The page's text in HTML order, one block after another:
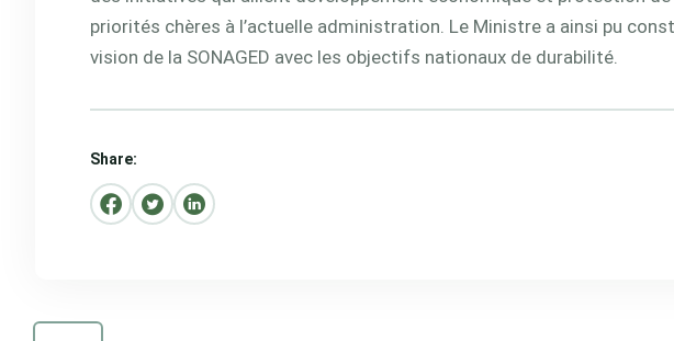
priorités chères à l’actuelle administration. Le Ministre a ainsi pu
vision de la SONAGED avec les objectifs nationaux de durabilité.
Share: